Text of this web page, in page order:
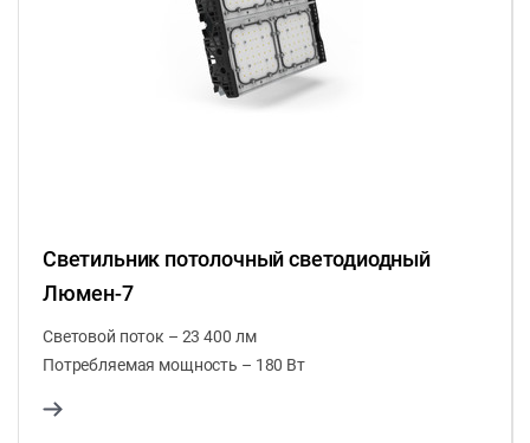
Светильник потолочный светодиодный
Люмен-7
Световой поток – 23 400 лм
Потребляемая мощность – 180 Вт